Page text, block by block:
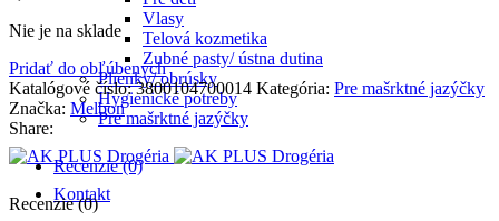
Vlasy
Telová kozmetika
Zubné pasty/ ústna dutina
Plienky/ obrúsky
Hygienické potreby
Pre mašrktné jazýčky
Kontakt
Nie je na sklade
Pridať do obľúbených
Katalógové číslo:3800104700014 Kategória: Pre mašrktné jazýčky
Značka: Melbon
Share:
Recenzie (0)
Recenzie (0)